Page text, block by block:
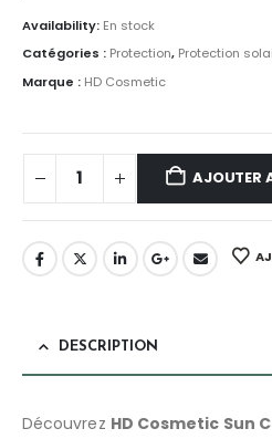
Availability: En stock
Catégories : Protection, Protection
Marque : HD Cosmetic
AJOUTER
DESCRIPTION
Découvrez HD Cosmetic Sun